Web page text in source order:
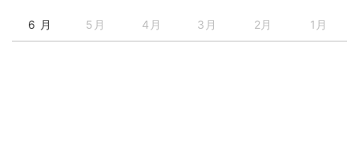
6 月 5月 4月 3月 2月 1月